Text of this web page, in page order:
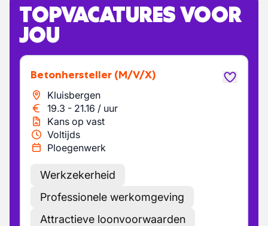
TOPVACATURES VOOR
JOU
Betonhersteller (M/V/X)
Kluisbergen
19.3 - 21.16 / uur
Kans op vast
Voltijds
Ploegenwerk
Werkzekerheid
Professionele werkomgeving
Attractieve loonvoorwaarden